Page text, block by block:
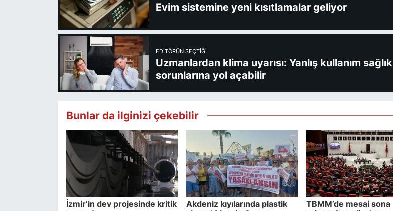
Evim sistemine yeni kısıtlamalar geliyor
EDITÖRÜN SEÇTIĞI
Uzmanlardan klima uyarısı: Yanlış kullanım sağlık
sorunlarına yol açabilir
Bunlar da ilginizi çekebilir
İzmir’in dev projesinde kritik
Akdeniz kıyılarında plastik
TBMM’de mesai sona